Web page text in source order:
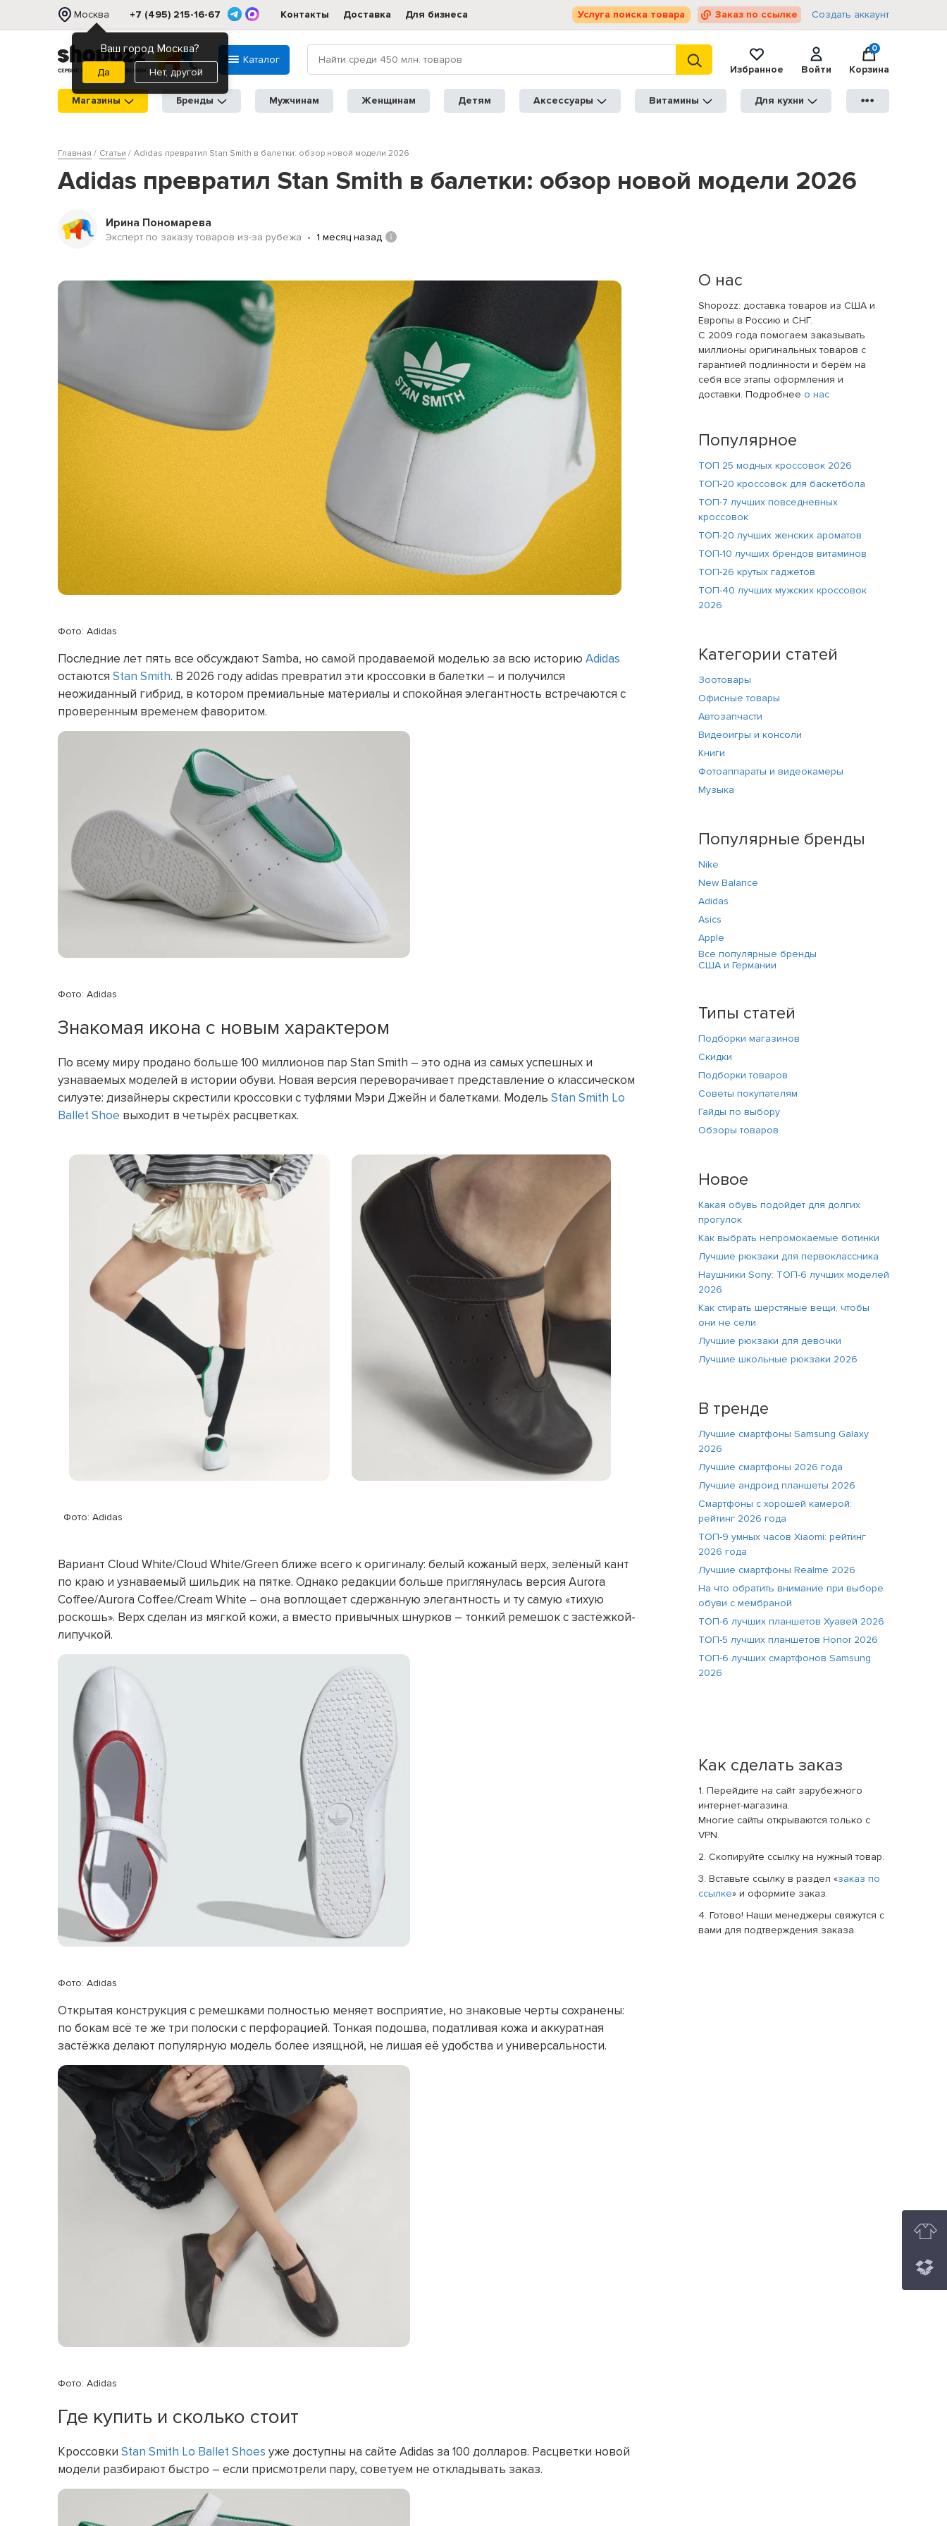
Москва
Ваш город Москва?
Нет, другой
+7 (495) 215-16-67 Контакты Доставка Для бизнеса Услуга поиска товара Заказ по ссылке Создать аккаунт
Каталог
Избранное
Войти
0
Корзина
Магазины Бренды Мужчинам Женщинам Детям Аксессуары Витамины Для кухни ●●●
Главная Статьи Adidas превратил Stan Smith в балетки: обзор новой модели 2026
Adidas превратил Stan Smith в балетки: обзор новой модели 2026
Ирина Пономарева
Эксперт по заказу товаров из-за рубежа 1 месяц назад
Фото: Adidas
Последние лет пять все обсуждают Samba, но самой продаваемой моделью за всю историю Adidas
остаются Stan Smith. В 2026 году adidas превратил эти кроссовки в балетки – и получился
неожиданный гибрид, в котором премиальные материалы и спокойная элегантность встречаются с
проверенным временем фаворитом.
Фото: Adidas
Знакомая икона с новым характером
По всему миру продано больше 100 миллионов пар Stan Smith – это одна из самых успешных и
узнаваемых моделей в истории обуви. Новая версия переворачивает представление о классическом
силуэте: дизайнеры скрестили кроссовки с туфлями Мэри Джейн и балетками. Модель Stan Smith Lo
Ballet Shoe выходит в четырёх расцветках.
Фото: Adidas
Вариант Cloud White/Cloud White/Green ближе всего к оригиналу: белый кожаный верх, зелёный кант
по краю и узнаваемый шильдик на пятке. Однако редакции больше приглянулась версия Aurora
Coffee/Aurora Coffee/Cream White – она воплощает сдержанную элегантность и ту самую «тихую
роскошь». Верх сделан из мягкой кожи, а вместо привычных шнурков – тонкий ремешок с застёжкой-
липучкой.
Фото: Adidas
Открытая конструкция с ремешками полностью меняет восприятие, но знаковые черты сохранены:
по бокам всё те же три полоски с перфорацией. Тонкая подошва, податливая кожа и аккуратная
застёжка делают популярную модель более изящной, не лишая её удобства и универсальности.
Фото: Adidas
Где купить и сколько стоит
Кроссовки Stan Smith Lo Ballet Shoes уже доступны на сайте Adidas за 100 долларов. Расцветки новой
модели разбирают быстро – если присмотрели пару, советуем не откладывать заказ.
О нас
Shopozz: доставка товаров из США и
Европы в Россию и СНГ.
С 2009 года помогаем заказывать
миллионы оригинальных товаров с
гарантией подлинности и берём на
себя все этапы оформления и
доставки. Подробнее о нас
Популярное
ТОП 25 модных кроссовок 2026
ТОП-20 кроссовок для баскетбола
ТОП-7 лучших повседневных
кроссовок
ТОП-20 лучших женских ароматов
ТОП-10 лучших брендов витаминов
ТОП-26 крутых гаджетов
ТОП-40 лучших мужских кроссовок
2026
Категории статей
Зоотовары
Офисные товары
Автозапчасти
Видеоигры и консоли
Книги
Фотоаппараты и видеокамеры
Музыка
Популярные бренды
Nike
New Balance
Adidas
Asics
Apple
Все популярные бренды
США и Германии
Типы статей
Подборки магазинов
Скидки
Подборки товаров
Советы покупателям
Гайды по выбору
Обзоры товаров
Новое
Какая обувь подойдет для долгих
прогулок
Как выбрать непромокаемые ботинки
Лучшие рюкзаки для первоклассника
Наушники Sony: ТОП-6 лучших моделей
2026
Как стирать шерстяные вещи, чтобы
они не сели
Лучшие рюкзаки для девочки
Лучшие школьные рюкзаки 2026
В тренде
Лучшие смартфоны Samsung Galaxy
2026
Лучшие смартфоны 2026 года
Лучшие андроид планшеты 2026
Смартфоны с хорошей камерой:
рейтинг 2026 года
ТОП-9 умных часов Xiaomi: рейтинг
2026 года
Лучшие смартфоны Realme 2026
На что обратить внимание при выборе
обуви с мембраной
ТОП-6 лучших планшетов Хуавей 2026
ТОП-5 лучших планшетов Honor 2026
ТОП-6 лучших смартфонов Samsung
2026
Как сделать заказ
1. Перейдите на сайт зарубежного
интернет-магазина.
Многие сайты открываются только с
VPN.
2. Скопируйте ссылку на нужный товар.
3. Вставьте ссылку в раздел «заказ по
ссылке» и оформите заказ.
4. Готово! Наши менеджеры свяжутся с
вами для подтверждения заказа.